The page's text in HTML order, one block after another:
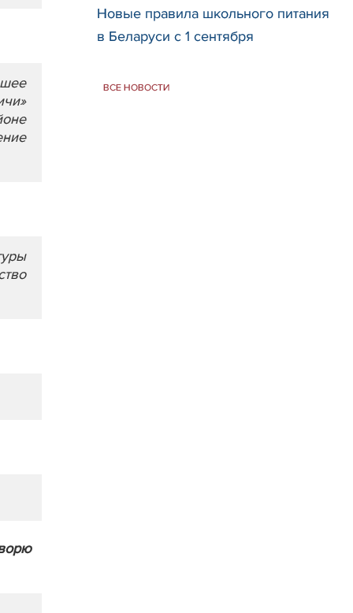
Новые правила школьного питания
в Беларуси с 1 сентября
ВСЕ НОВОСТИ